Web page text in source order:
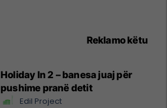
Reklamo këtu
Holiday In 2 – banesa juaj për
pushime pranë detit
Edil Project